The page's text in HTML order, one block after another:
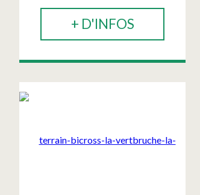
+ D'INFOS